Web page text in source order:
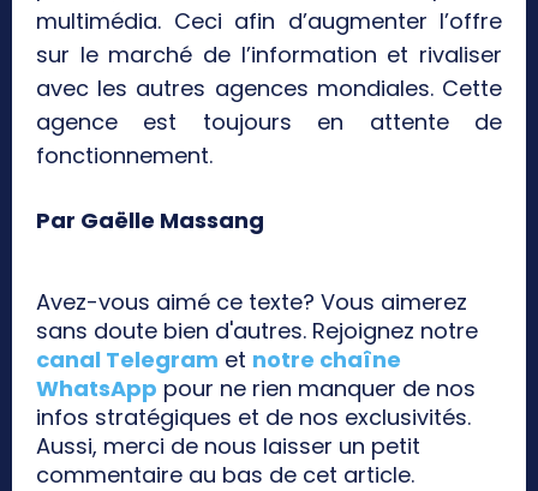
multimédia. Ceci afin d’augmenter l’offre
sur le marché de l’information et rivaliser
avec les autres agences mondiales. Cette
agence est toujours en attente de
fonctionnement.
Par Gaëlle Massang
Avez-vous aimé ce texte? Vous aimerez
sans doute bien d'autres. Rejoignez notre
canal Telegram et notre chaîne
WhatsApp pour ne rien manquer de nos
infos stratégiques et de nos exclusivités.
Aussi, merci de nous laisser un petit
commentaire au bas de cet article.